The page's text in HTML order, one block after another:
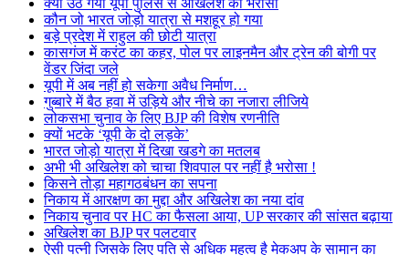
क्यों उठ गया यूपी पुलिस से अखिलेश का भरोसा
कौन जो भारत जोड़ो यात्रा से मशहूर हो गया
बड़े प्रदेश में राहुल की छोटी यात्रा
कासगंज में करंट का कहर, पोल पर लाइनमैन और ट्रेन की बोगी पर
वेंडर जिंदा जले
यूपी में अब नहीं हो सकेगा अवैध निर्माण…
गुब्बारे में बैठ हवा में उड़िये और नीचे का नजारा लीजिये
लोकसभा चुनाव के लिए BJP की विशेष रणनीति
क्यों भटके ‘यूपी के दो लड़के’
भारत जोड़ो यात्रा में दिखा खडगे का मतलब
अभी भी अखिलेश को चाचा शिवपाल पर नहीं है भरोसा !
किसने तोड़ा महागठबंधन का सपना
निकाय में आरक्षण का मुद्दा और अखिलेश का नया दांव
निकाय चुनाव पर HC का फैसला आया, UP सरकार की सांसत बढ़ाया
अखिलेश का BJP पर पलटवार
ऐसी पत्नी जिसके लिए पति से अधिक महत्व है मेकअप के सामान का